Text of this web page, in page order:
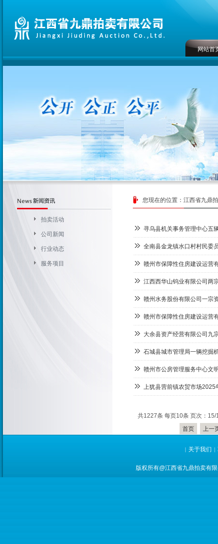
网站首
拍卖活动
公司新闻
行业动态
服务项目
您现在的位置： 江西省九鼎
寻乌县机关事务管理中心五
全南县金龙镇水口村村民委
赣州市保障性住房建设运营
江西西华山钨业有限公司两
赣州水务股份有限公司一宗
赣州市保障性住房建设运营
大余县资产经营有限公司九
石城县城市管理局一辆挖掘
赣州市公房管理服务中心文
上犹县营前镇农贸市场2025
共1227条 每页10条 页次：15/
首页
上一
| 关于我们 |
版权所有@江西省九鼎拍卖有